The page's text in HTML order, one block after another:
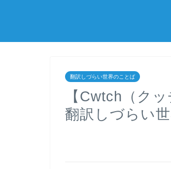
翻訳しづらい世界のことば
【Cwtch（ク
翻訳しづらい